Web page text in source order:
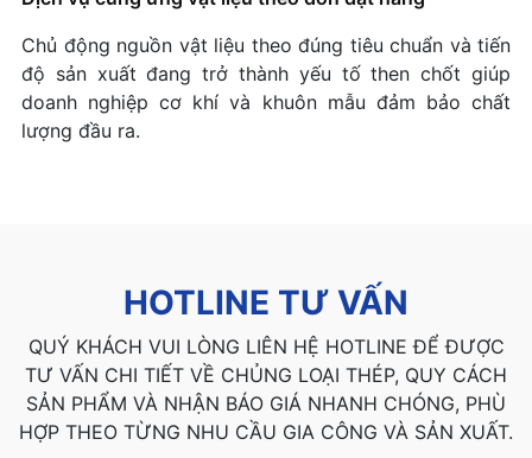
Chủ động nguồn vật liệu theo đúng tiêu chuẩn và tiến
độ sản xuất đang trở thành yếu tố then chốt giúp
doanh nghiệp cơ khí và khuôn mẫu đảm bảo chất
lượng đầu ra.
HOTLINE TƯ VẤN
QUÝ KHÁCH VUI LÒNG LIÊN HỆ HOTLINE ĐỂ ĐƯỢC
TƯ VẤN CHI TIẾT VỀ CHỦNG LOẠI THÉP, QUY CÁCH
SẢN PHẨM VÀ NHẬN BÁO GIÁ NHANH CHÓNG, PHÙ
HỢP THEO TỪNG NHU CẦU GIA CÔNG VÀ SẢN XUẤT.